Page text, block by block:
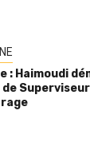
: Haimoudi